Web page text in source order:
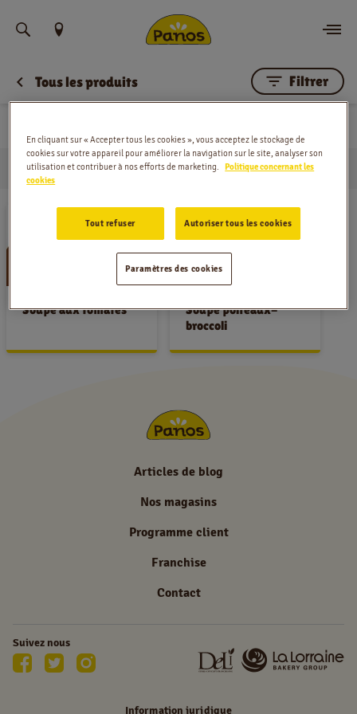
Trouvez votre emplacement
Commander
Nouvelles
Menu
Magasins
Application
Jobs
NL FR
Cookie policy
Tous les produits Filtrer
Domicile
Produits Soupe
Soupe aux tomates
Soupe poireaux-
broccoli
Suivez nous
Articles de blog
Nos magasins
Programme client
Franchise
Contact
Information juridique
En cliquant sur « Accepter tous les cookies », vous acceptez le stockage de
cookies sur votre appareil pour améliorer la navigation sur le site, analyser son
utilisation et contribuer à nos efforts de marketing. Politique concernant les
cookies
Tout refuser Autoriser tous les cookies
Paramètres des cookies